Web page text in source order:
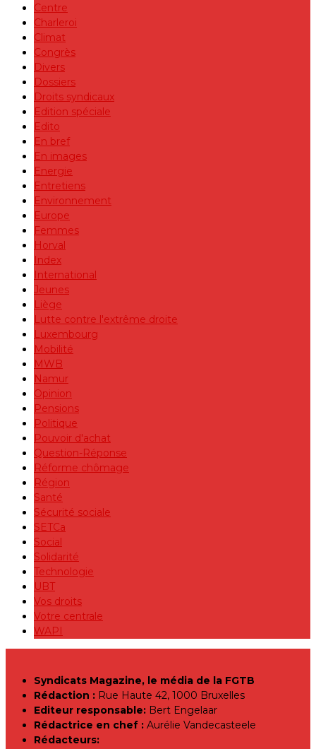
Centre
Charleroi
Climat
Congrès
Divers
Dossiers
Droits syndicaux
Edition spéciale
Edito
En bref
En images
Energie
Entretiens
Environnement
Europe
Femmes
Horval
Index
International
Jeunes
Liège
Lutte contre l'extrême droite
Luxembourg
Mobilité
MWB
Namur
Opinion
Pensions
Politique
Pouvoir d'achat
Question-Réponse
Réforme chômage
Région
Santé
Sécurité sociale
SETCa
Social
Solidarité
Technologie
UBT
Vos droits
Votre centrale
WAPI
Syndicats Magazine, le média de la FGTB
Rédaction : Rue Haute 42, 1000 Bruxelles
Editeur responsable: Bert Engelaar
Rédactrice en chef : Aurélie Vandecasteele
Rédacteurs: